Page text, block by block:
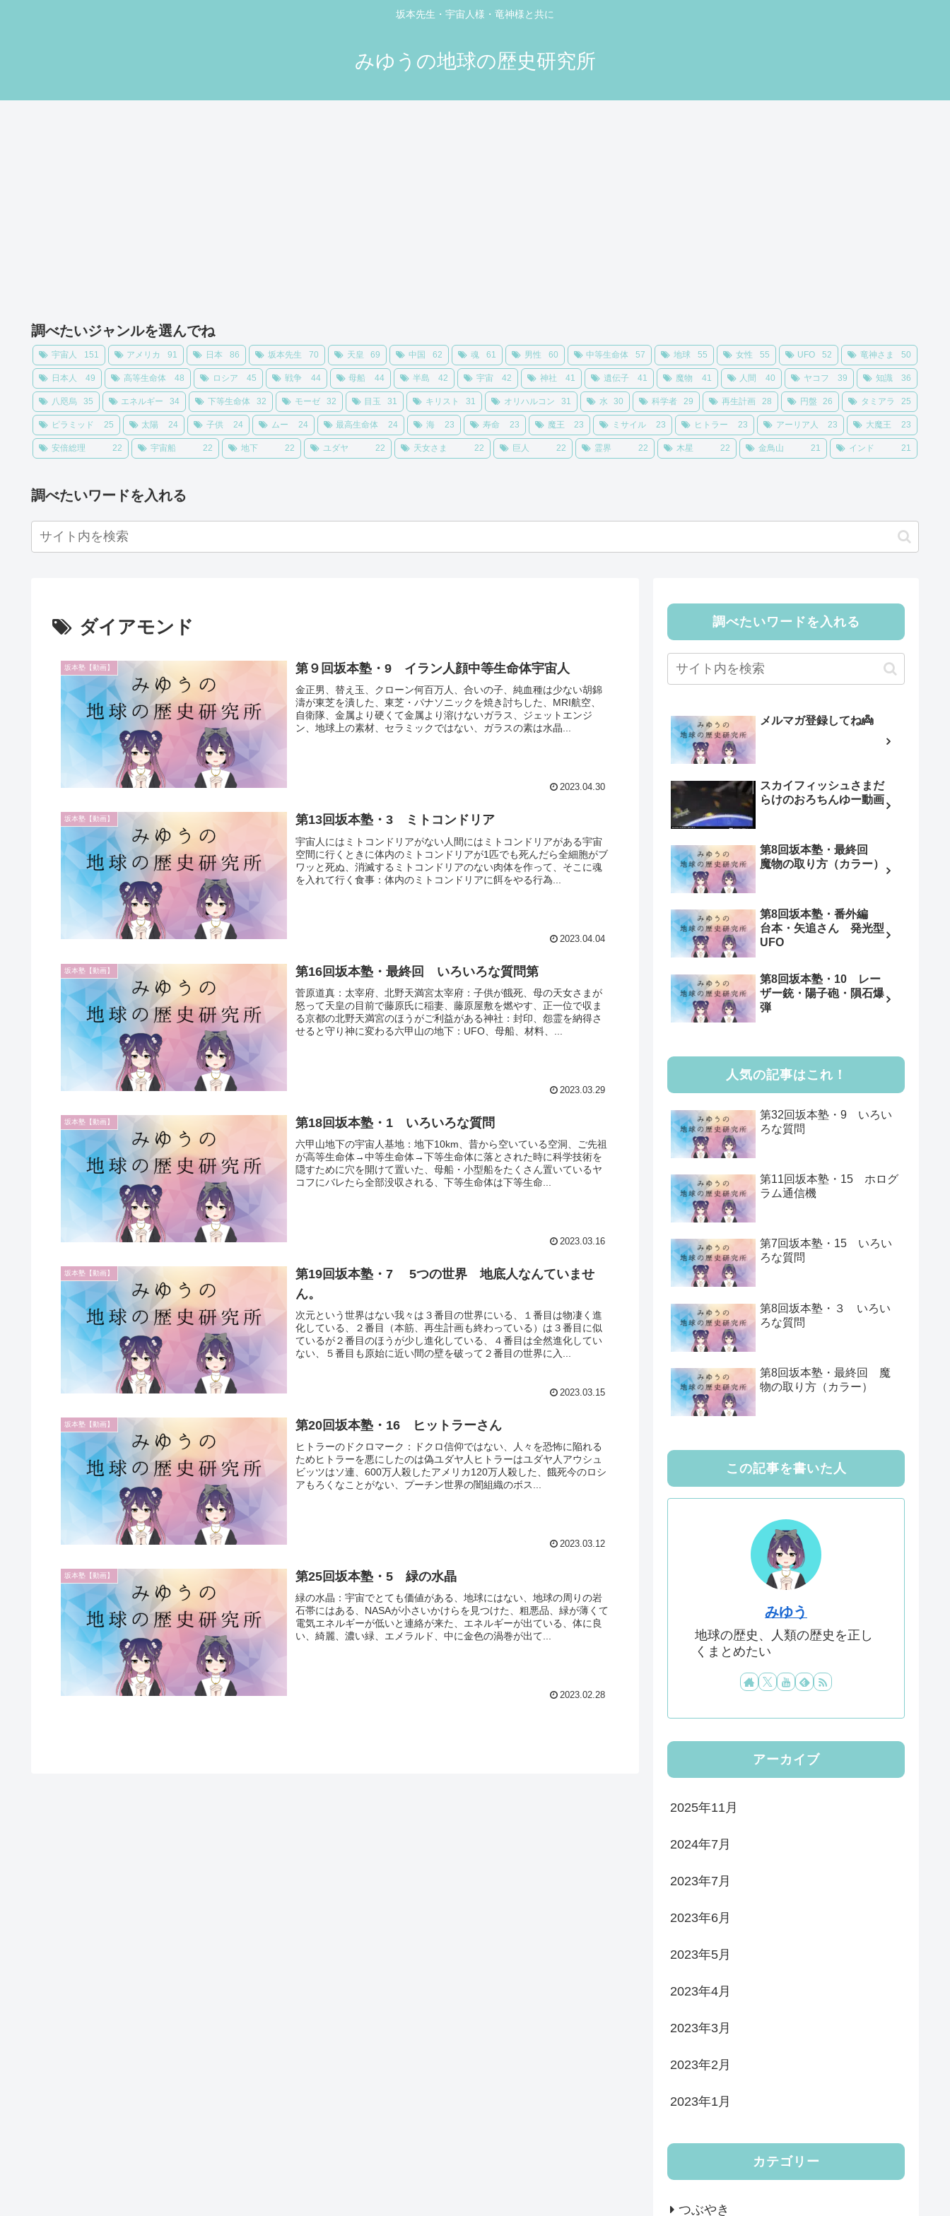
坂本先生・宇宙人様・竜神様と共に
みゆうの地球の歴史研究所
調べたいジャンルを選んでね
宇宙人 151 アメリカ 91 日本 86 坂本先生 70 天皇 69 中国 62 魂 61 男性 60 中等生命体 57 地球 55 女性 55 UFO 52 竜神さま 50
日本人 49 高等生命体 48 ロシア 45 戦争 44 母船 44 半島 42 宇宙 42 神社 41 遺伝子 41 魔物 41 人間 40 ヤコフ 39 知識 36
八咫烏 35 エネルギー 34 下等生命体 32 モーゼ 32 目玉 31 キリスト 31 オリハルコン 31 水 30 科学者 29 再生計画 28 円盤 26 タミアラ 25
ピラミッド 25 太陽 24 子供 24 ムー 24 最高生命体 24 海 23 寿命 23 魔王 23 ミサイル 23 ヒトラー 23 アーリア人 23 大魔王 23
安倍総理 22 宇宙船 22 地下 22 ユダヤ 22 天女さま 22 巨人 22 霊界 22 木星 22 金鳥山 21 インド 21
調べたいワードを入れる
ダイアモンド
坂本塾【動画】 第９回坂本塾・9 イラン人顔中等生命体宇宙人
金正男、替え玉、クローン何百万人、合いの子、純血種は少ない胡錦
濤が東芝を潰した、東芝・パナソニックを焼き討ちした、MRI航空、
自衛隊、金属より硬くて金属より溶けないガラス、ジェットエンジ
ン、地球上の素材、セラミックではない、ガラスの素は水晶...
2023.04.30
坂本塾【動画】 第13回坂本塾・3 ミトコンドリア
宇宙人にはミトコンドリアがない人間にはミトコンドリアがある宇宙
空間に行くときに体内のミトコンドリアが1匹でも死んだら全細胞がブ
ワッと死ぬ、消滅するミトコンドリアのない肉体を作って、そこに魂
を入れて行く食事：体内のミトコンドリアに餌をやる行為...
2023.04.04
坂本塾【動画】 第16回坂本塾・最終回 いろいろな質問第
菅原道真：太宰府、北野天満宮太宰府：子供が餓死、母の天女さまが
怒って天皇の目前で藤原氏に稲妻、藤原屋敷を燃やす、正一位で収ま
る京都の北野天満宮のほうがご利益がある神社：封印、怨霊を納得さ
せると守り神に変わる六甲山の地下：UFO、母船、材料、...
2023.03.29
坂本塾【動画】 第18回坂本塾・1 いろいろな質問
六甲山地下の宇宙人基地：地下10km、昔から空いている空洞、ご先祖
が高等生命体→中等生命体→下等生命体に落とされた時に科学技術を
隠すために穴を開けて置いた、母船・小型船をたくさん置いているヤ
コフにバレたら全部没収される、下等生命体は下等生命...
2023.03.16
坂本塾【動画】
第19回坂本塾・7 5つの世界 地底人なんていませ
ん。
次元という世界はない我々は３番目の世界にいる、１番目は物凄く進
化している、２番目（本筋、再生計画も終わっている）は３番目に似
ているが２番目のほうが少し進化している、４番目は全然進化してい
ない、５番目も原始に近い間の壁を破って２番目の世界に入...
2023.03.15
坂本塾【動画】 第20回坂本塾・16 ヒットラーさん
ヒトラーのドクロマーク：ドクロ信仰ではない、人々を恐怖に陥れる
ためヒトラーを悪にしたのは偽ユダヤ人ヒトラーはユダヤ人アウシュ
ビッツはソ連、600万人殺したアメリカ120万人殺した、餓死今のロシ
アもろくなことがない、プーチン世界の闇組織のボス...
2023.03.12
坂本塾【動画】 第25回坂本塾・5 緑の水晶
緑の水晶：宇宙でとても価値がある、地球にはない、地球の周りの岩
石帯にはある、NASAが小さいかけらを見つけた、粗悪品、緑が薄くて
電気エネルギーが低いと連絡が来た、エネルギーが出ている、体に良
い、綺麗、濃い緑、エメラルド、中に金色の渦巻が出て...
2023.02.28
調べたいワードを入れる
メルマガ登録してね👼
スカイフィッシュさまだ
らけのおろちんゆー動画
第8回坂本塾・最終回
魔物の取り方（カラー）
第8回坂本塾・番外編
台本・矢追さん 発光型
UFO
第8回坂本塾・10 レー
ザー銃・陽子砲・隕石爆
弾
人気の記事はこれ！
第32回坂本塾・9 いろい
ろな質問
第11回坂本塾・15 ホログ
ラム通信機
第7回坂本塾・15 いろい
ろな質問
第8回坂本塾・３ いろい
ろな質問
第8回坂本塾・最終回 魔
物の取り方（カラー）
この記事を書いた人
みゆう
地球の歴史、人類の歴史を正し
くまとめたい
アーカイブ
2025年11月
2024年7月
2023年7月
2023年6月
2023年5月
2023年4月
2023年3月
2023年2月
2023年1月
カテゴリー
つぶやき